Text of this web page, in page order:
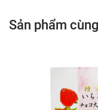
Sản phẩm